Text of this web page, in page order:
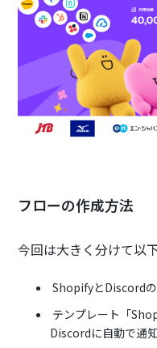
フローの作成方法
今回は大きく分けて以
ShopifyとDiscord
テンプレート「
Discordに自動で通